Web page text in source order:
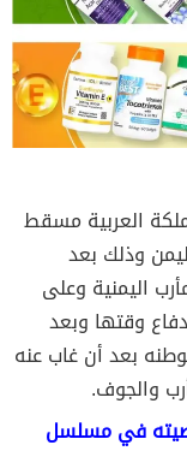
العربية مسقط
وذلك بعد
اليمنية وعلى
وقتها وبعد
بعد أن غاب عنه
في مسلسل